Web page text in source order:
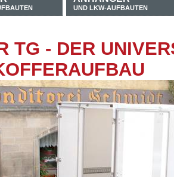
UND LKW-AUFBAUTEN
TG - DER